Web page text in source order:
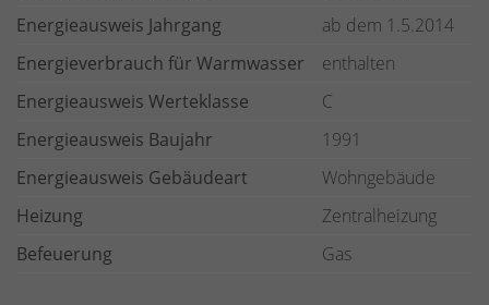
Energieausweis Jahrgang
ab dem 1.5.2014
Energieverbrauch für Warmwasser
enthalten
Energieausweis Werteklasse
C
Energieausweis Baujahr
1991
Energieausweis Gebäudeart
Wohngebäude
Heizung
Zentralheizung
Befeuerung
Gas